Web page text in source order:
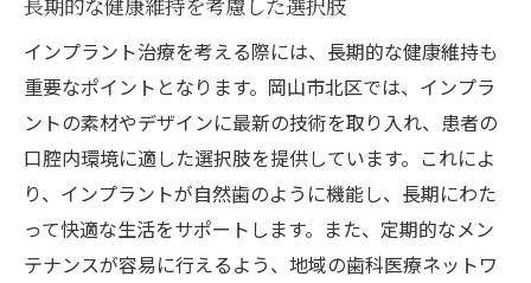
インプラント治療を考える際には、長期的な健康維持も
重要なポイントとなります。岡山市北区では、インプラ
ントの素材やデザインに最新の技術を取り入れ、患者の
口腔内環境に適した選択肢を提供しています。これによ
り、インプラントが自然歯のように機能し、長期にわた
って快適な生活をサポートします。また、定期的なメン
テナンスが容易に行えるよう、地域の歯科医療ネットワ